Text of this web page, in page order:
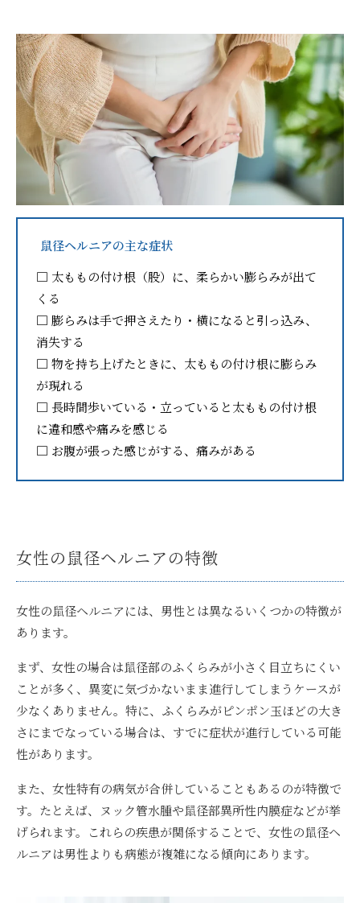
鼠径ヘルニアの主な症状
□ 太ももの付け根（股）に、柔らかい膨らみが出て
くる
□ 膨らみは手で押さえたり・横になると引っ込み、
消失する
□ 物を持ち上げたときに、太ももの付け根に膨らみ
が現れる
□ 長時間歩いている・立っていると太ももの付け根
に違和感や痛みを感じる
□ お腹が張った感じがする、痛みがある
女性の鼠径ヘルニアの特徴
女性の鼠径ヘルニアには、男性とは異なるいくつかの特徴が
あります。
まず、女性の場合は鼠径部のふくらみが小さく目立ちにくい
ことが多く、異変に気づかないまま進行してしまうケースが
少なくありません。特に、ふくらみがピンポン玉ほどの大き
さにまでなっている場合は、すでに症状が進行している可能
性があります。
また、女性特有の病気が合併していることもあるのが特徴で
す。たとえば、ヌック管水腫や鼠径部異所性内膜症などが挙
げられます。これらの疾患が関係することで、女性の鼠径ヘ
ルニアは男性よりも病態が複雑になる傾向にあります。